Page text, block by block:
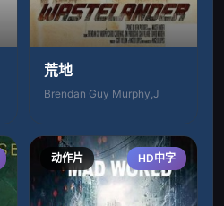
荒地
Brendan Guy Murphy,J
动作片 HD中字